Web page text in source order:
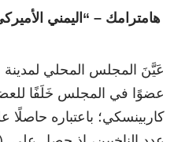
هامترامك – “اليمني
عَيَّنَ المجلس المحلي
عضوًا في المجلس خَلَفًا
كاربينسكي؛ باعتباره حاصلًا